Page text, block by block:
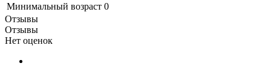
Минимальный возраст 0
Отзывы
Отзывы
Нет оценок